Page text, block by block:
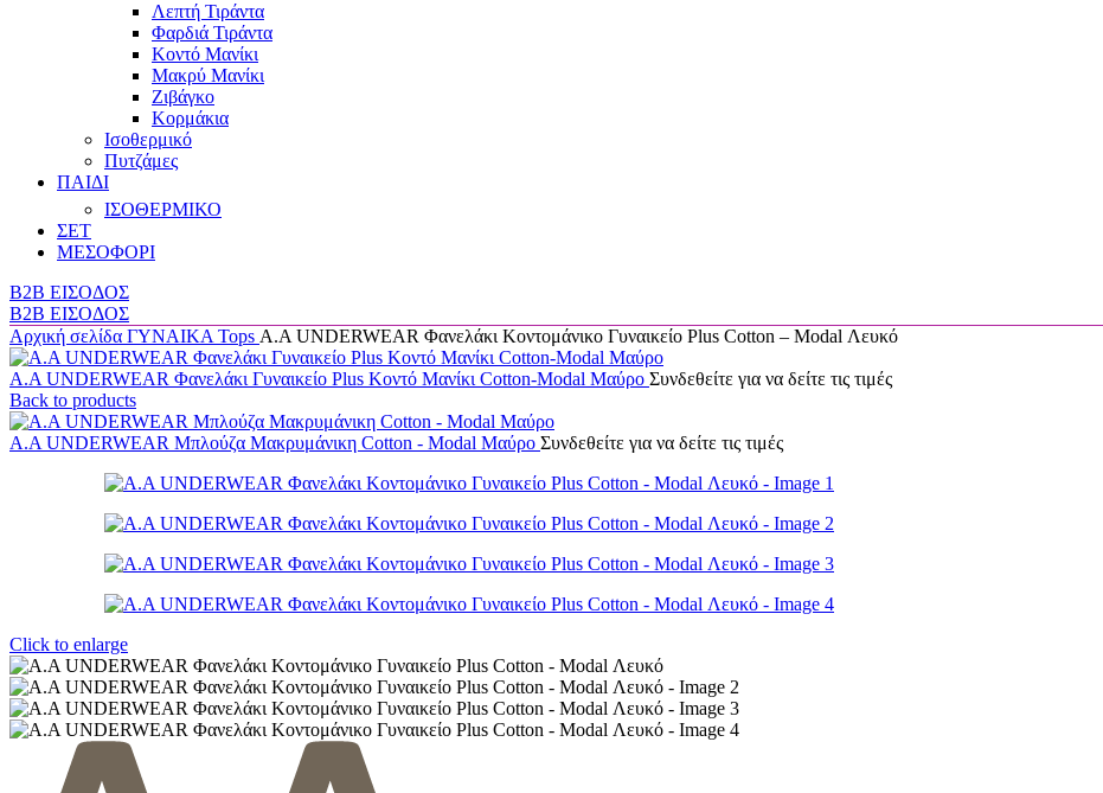
Λεπτή Τιράντα
Φαρδιά Τιράντα
Κοντό Μανίκι
Μακρύ Μανίκι
Ζιβάγκο
Κορμάκια
Ισοθερμικό
Πυτζάμες
ΠΑΙΔΙ
ΙΣΟΘΕΡΜΙΚΟ
ΣΕΤ
ΜΕΣΟΦΟΡΙ
B2B ΕΙΣΟΔΟΣ
B2B ΕΙΣΟΔΟΣ
Αρχική σελίδα ΓΥΝΑΙΚΑ Tops Α.A UNDERWEAR Φανελάκι Κοντομάνικο Γυναικείο Plus Cotton – Modal Λευκό
Α.A UNDERWEAR Φανελάκι Γυναικείο Plus Κοντό Μανίκι Cotton-Modal Μαύρο Συνδεθείτε για να δείτε τις τιμές
Back to products
Α.A UNDERWEAR Μπλούζα Μακρυμάνικη Cotton - Modal Μαύρο Συνδεθείτε για να δείτε τις τιμές
Click to enlarge